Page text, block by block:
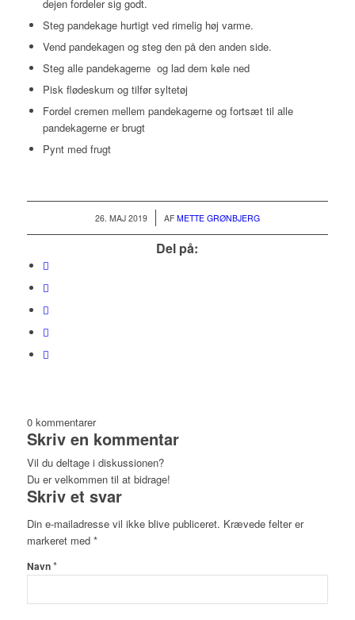
dejen fordeler sig godt.
Steg pandekage hurtigt ved rimelig høj varme.
Vend pandekagen og steg den på den anden side.
Steg alle pandekagerne og lad dem køle ned
Pisk flødeskum og tilfør syltetøj
Fordel cremen mellem pandekagerne og fortsæt til alle
pandekagerne er brugt
Pynt med frugt
26. MAJ 2019 AF METTE GRØNBJERG
Del på:
0 kommentarer
Skriv en kommentar
Vil du deltage i diskussionen?
Du er velkommen til at bidrage!
Skriv et svar
Din e-mailadresse vil ikke blive publiceret. Krævede felter er
markeret med *
Navn*